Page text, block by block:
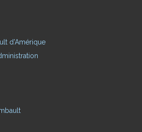
d’Amérique